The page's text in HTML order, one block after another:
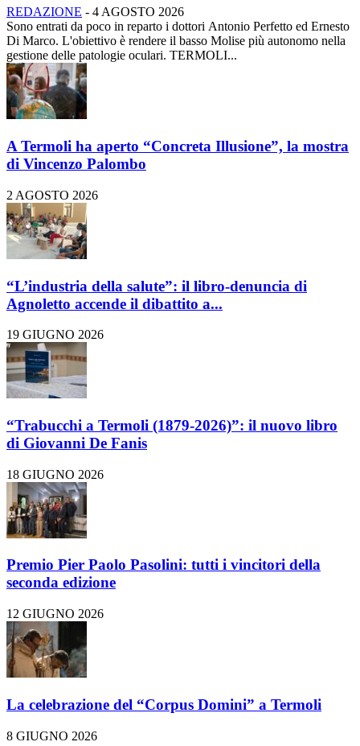
REDAZIONE - 4 AGOSTO 2026
Sono entrati da poco in reparto i dottori Antonio Perfetto ed Ernesto
Di Marco. L'obiettivo è rendere il basso Molise più autonomo nella
gestione delle patologie oculari. TERMOLI...
A Termoli ha aperto “Concreta Illusione”, la mostra
di Vincenzo Palombo
2 AGOSTO 2026
“L’industria della salute”: il libro-denuncia di
Agnoletto accende il dibattito a...
19 GIUGNO 2026
“Trabucchi a Termoli (1879-2026)”: il nuovo libro
di Giovanni De Fanis
18 GIUGNO 2026
Premio Pier Paolo Pasolini: tutti i vincitori della
seconda edizione
12 GIUGNO 2026
La celebrazione del “Corpus Domini” a Termoli
8 GIUGNO 2026